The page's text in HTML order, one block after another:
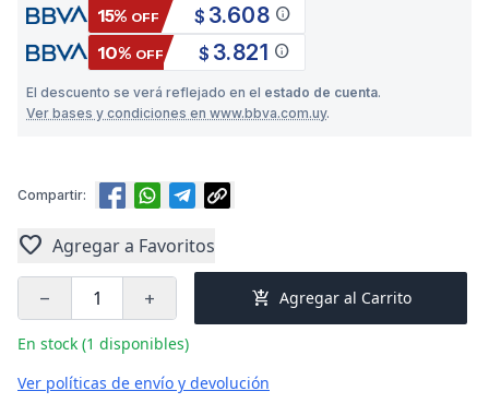
15% OFF $ 3.608 info
10% OFF $ 3.821 info
El descuento se verá reflejado en el estado de cuenta.
Ver bases y condiciones en www.bbva.com.uy.
Compartir:
favorite Agregar a Favoritos
remove add add_shopping_cart Agregar al Carrito
En stock (1 disponibles)
Ver políticas de envío y devolución